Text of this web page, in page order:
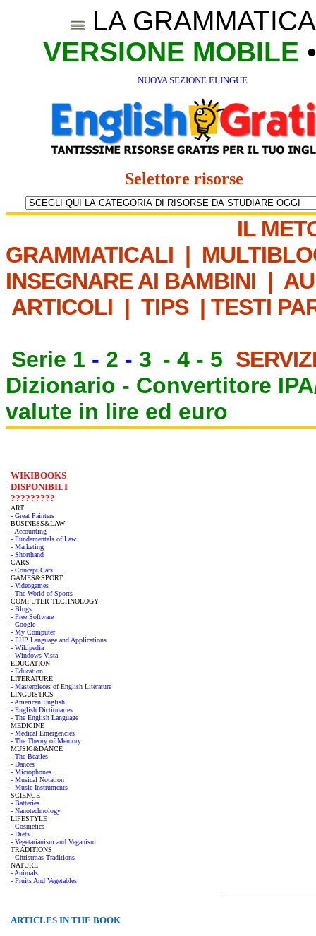
LA
VERSIONE MOBILE
NUOVA SEZIONE ELINGUE
Selettore risorse
IL
GRAMMATICALI |
INSEGNARE AI BAMBINI |
ARTICOLI | TIPS | TESTI
Serie 1 - 2 - 3 - 4 - 5
Dizionario - Convertitore
valute in lire ed euro
WIKIBOOKS
DISPONIBILI
?????????
ART
- Great Painters
BUSINESS&LAW
- Accounting
- Fundamentals of Law
- Marketing
- Shorthand
CARS
- Concept Cars
GAMES&SPORT
- Videogames
- The World of Sports
COMPUTER TECHNOLOGY
- Blogs
- Free Software
- Google
- My Computer
- PHP Language and Applications
- Wikipedia
- Windows Vista
EDUCATION
- Education
LITERATURE
- Masterpieces of English Literature
LINGUISTICS
- American English
- English Dictionaries
- The English Language
MEDICINE
- Medical Emergencies
- The Theory of Memory
MUSIC&DANCE
- The Beatles
- Dances
- Microphones
- Musical Notation
- Music Instruments
SCIENCE
- Batteries
- Nanotechnology
LIFESTYLE
- Cosmetics
- Diets
- Vegetarianism and Veganism
TRADITIONS
- Christmas Traditions
NATURE
- Animals
- Fruits And Vegetables
ARTICLES IN THE BOOK